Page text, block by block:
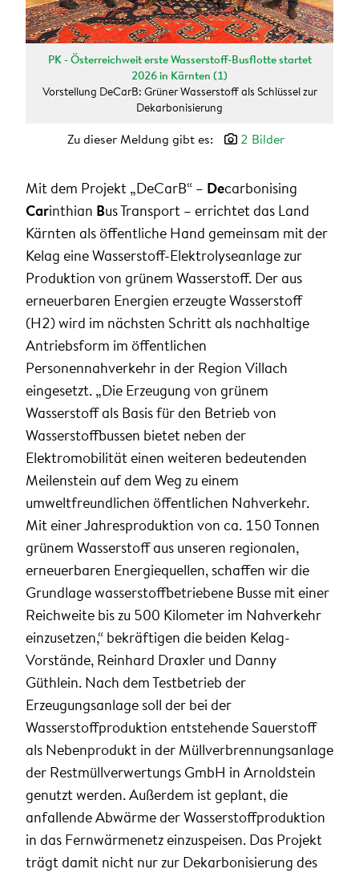
PK - Österreichweit erste Wasserstoff-Busflotte startet
2026 in Kärnten (1)
Vorstellung DeCarB: Grüner Wasserstoff als Schlüssel zur
Dekarbonisierung
Zu dieser Meldung gibt es: 2 Bilder
Mit dem Projekt „DeCarB“ – Decarbonising
Carinthian Bus Transport – errichtet das Land
Kärnten als öffentliche Hand gemeinsam mit der
Kelag eine Wasserstoff-Elektrolyseanlage zur
Produktion von grünem Wasserstoff. Der aus
erneuerbaren Energien erzeugte Wasserstoff
(H2) wird im nächsten Schritt als nachhaltige
Antriebsform im öffentlichen
Personennahverkehr in der Region Villach
eingesetzt. „Die Erzeugung von grünem
Wasserstoff als Basis für den Betrieb von
Wasserstoffbussen bietet neben der
Elektromobilität einen weiteren bedeutenden
Meilenstein auf dem Weg zu einem
umweltfreundlichen öffentlichen Nahverkehr.
Mit einer Jahresproduktion von ca. 150 Tonnen
grünem Wasserstoff aus unseren regionalen,
erneuerbaren Energiequellen, schaffen wir die
Grundlage wasserstoffbetriebene Busse mit einer
Reichweite bis zu 500 Kilometer im Nahverkehr
einzusetzen,“ bekräftigen die beiden Kelag-
Vorstände, Reinhard Draxler und Danny
Güthlein. Nach dem Testbetrieb der
Erzeugungsanlage soll der bei der
Wasserstoffproduktion entstehende Sauerstoff
als Nebenprodukt in der Müllverbrennungsanlage
der Restmüllverwertungs GmbH in Arnoldstein
genutzt werden. Außerdem ist geplant, die
anfallende Abwärme der Wasserstoffproduktion
in das Fernwärmenetz einzuspeisen. Das Projekt
trägt damit nicht nur zur Dekarbonisierung des